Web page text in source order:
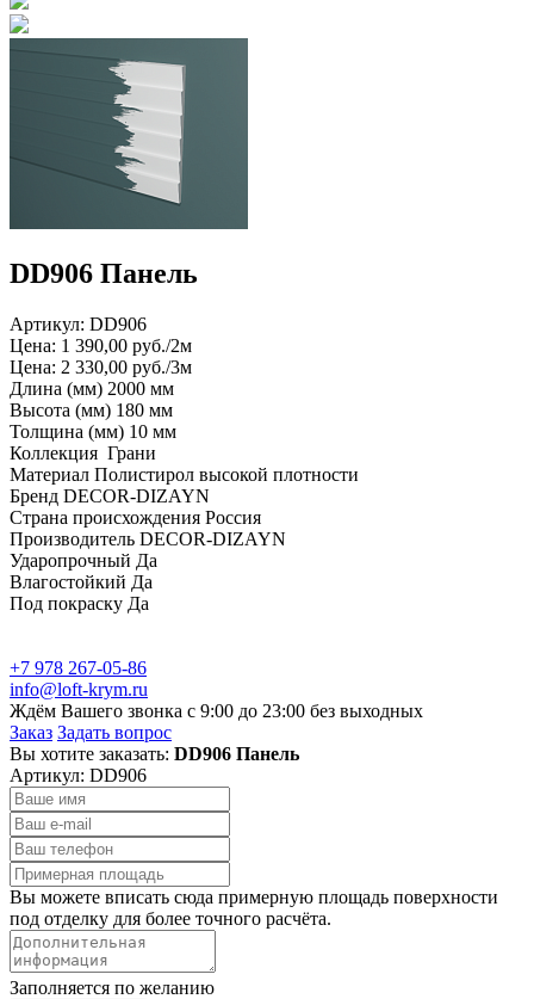
DD906 Панель
Артикул: DD906
Цена: 1 390,00 руб./2м
Цена: 2 330,00 руб./3м
Длина (мм) 2000 мм
Высота (мм) 180 мм
Толщина (мм) 10 мм
Коллекция Грани
Материал Полистирол высокой плотности
Бренд DECOR-DIZAYN
Страна происхождения Россия
Производитель DECOR-DIZAYN
Ударопрочный Да
Влагостойкий Да
Под покраску Да
+7 978 267-05-86
info@loft-krym.ru
Ждём Вашего звонка с 9:00 до 23:00 без выходных
Заказ Задать вопрос
Вы хотите заказать: DD906 Панель
Артикул: DD906
Вы можете вписать сюда примерную площадь поверхности
под отделку для более точного расчёта.
Заполняется по желанию